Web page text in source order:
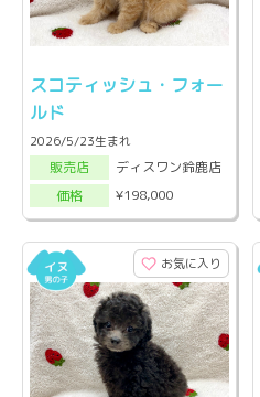
スコティッシュ・フォー
ルド
2026/5/23生まれ
販売店
ディスワン鈴鹿店
価格
¥198,000
お気に入り